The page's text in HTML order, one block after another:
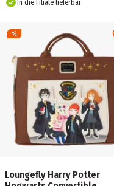
In die Filiale lieferbar
Loungefly Harry Potter